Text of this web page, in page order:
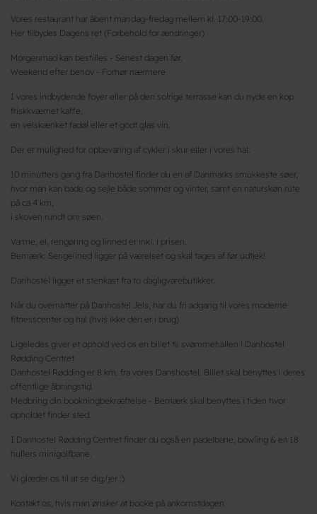
Vores restaurant har åbent mandag-fredag mellem kl. 17:00-19:00.
Her tilbydes Dagens ret (Forbehold for ændringer)
Morgenmad kan bestilles - Senest dagen før.
Weekend efter behov - Forhør nærmere
I vores indbydende foyer eller på den solrige terrasse kan du nyde en kop
friskkværnet kaffe,
en velskænket fadøl eller et godt glas vin.
Der er mulighed for opbevaring af cykler i skur eller i vores hal.
10 minutters gang fra Danhostel finder du en af Danmarks smukkeste søer,
hvor man kan bade og sejle både sommer og vinter, samt en naturskøn rute
på ca 4 km,
i skoven rundt om søen.
Varme, el, rengøring og linned er inkl. i prisen.
Bemærk: Sengelined ligger på værelset og skal tages af før udtjek!
Danhostel ligger et stenkast fra to dagligvarebutikker.
Når du overnatter på Danhostel Jels, har du fri adgang til vores moderne
fitnesscenter og hal (hvis ikke den er i brug)
Ligeledes giver et ophold ved os en billet til svømmehallen i Danhostel
Rødding Centret
Danhostel Rødding er 8 km. fra vores Danshostel. Billet skal benyttes i deres
offentlige åbningstid.
Medbring din bookningbekræftelse - Bemærk skal benyttes i tiden hvor
opholdet finder sted.
I Danhostel Rødding Centret finder du også en padelbane, bowling & en 18
hullers minigolfbane.
Vi glæder os til at se dig/jer :)
Kontakt os, hvis man ønsker at booke på ankomstdagen